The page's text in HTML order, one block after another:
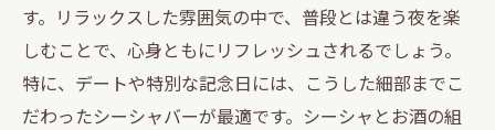
す。リラックスした雰囲気の中で、普段とは違う夜を楽
しむことで、心身ともにリフレッシュされるでしょう。
特に、デートや特別な記念日には、こうした細部までこ
だわったシーシャバーが最適です。シーシャとお酒の組